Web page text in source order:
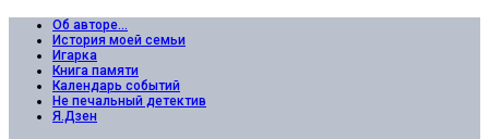
Об авторе…
История моей семьи
Игарка
Книга памяти
Календарь событий
Не печальный детектив
Я.Дзен